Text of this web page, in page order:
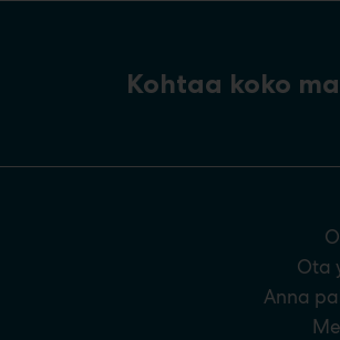
Kohtaa koko
Ota
Anna